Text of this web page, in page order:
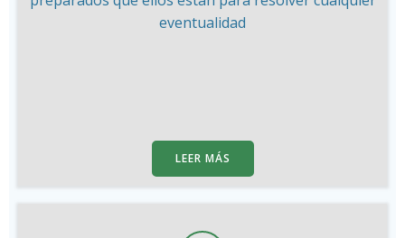
eventualidad
LEER MÁS